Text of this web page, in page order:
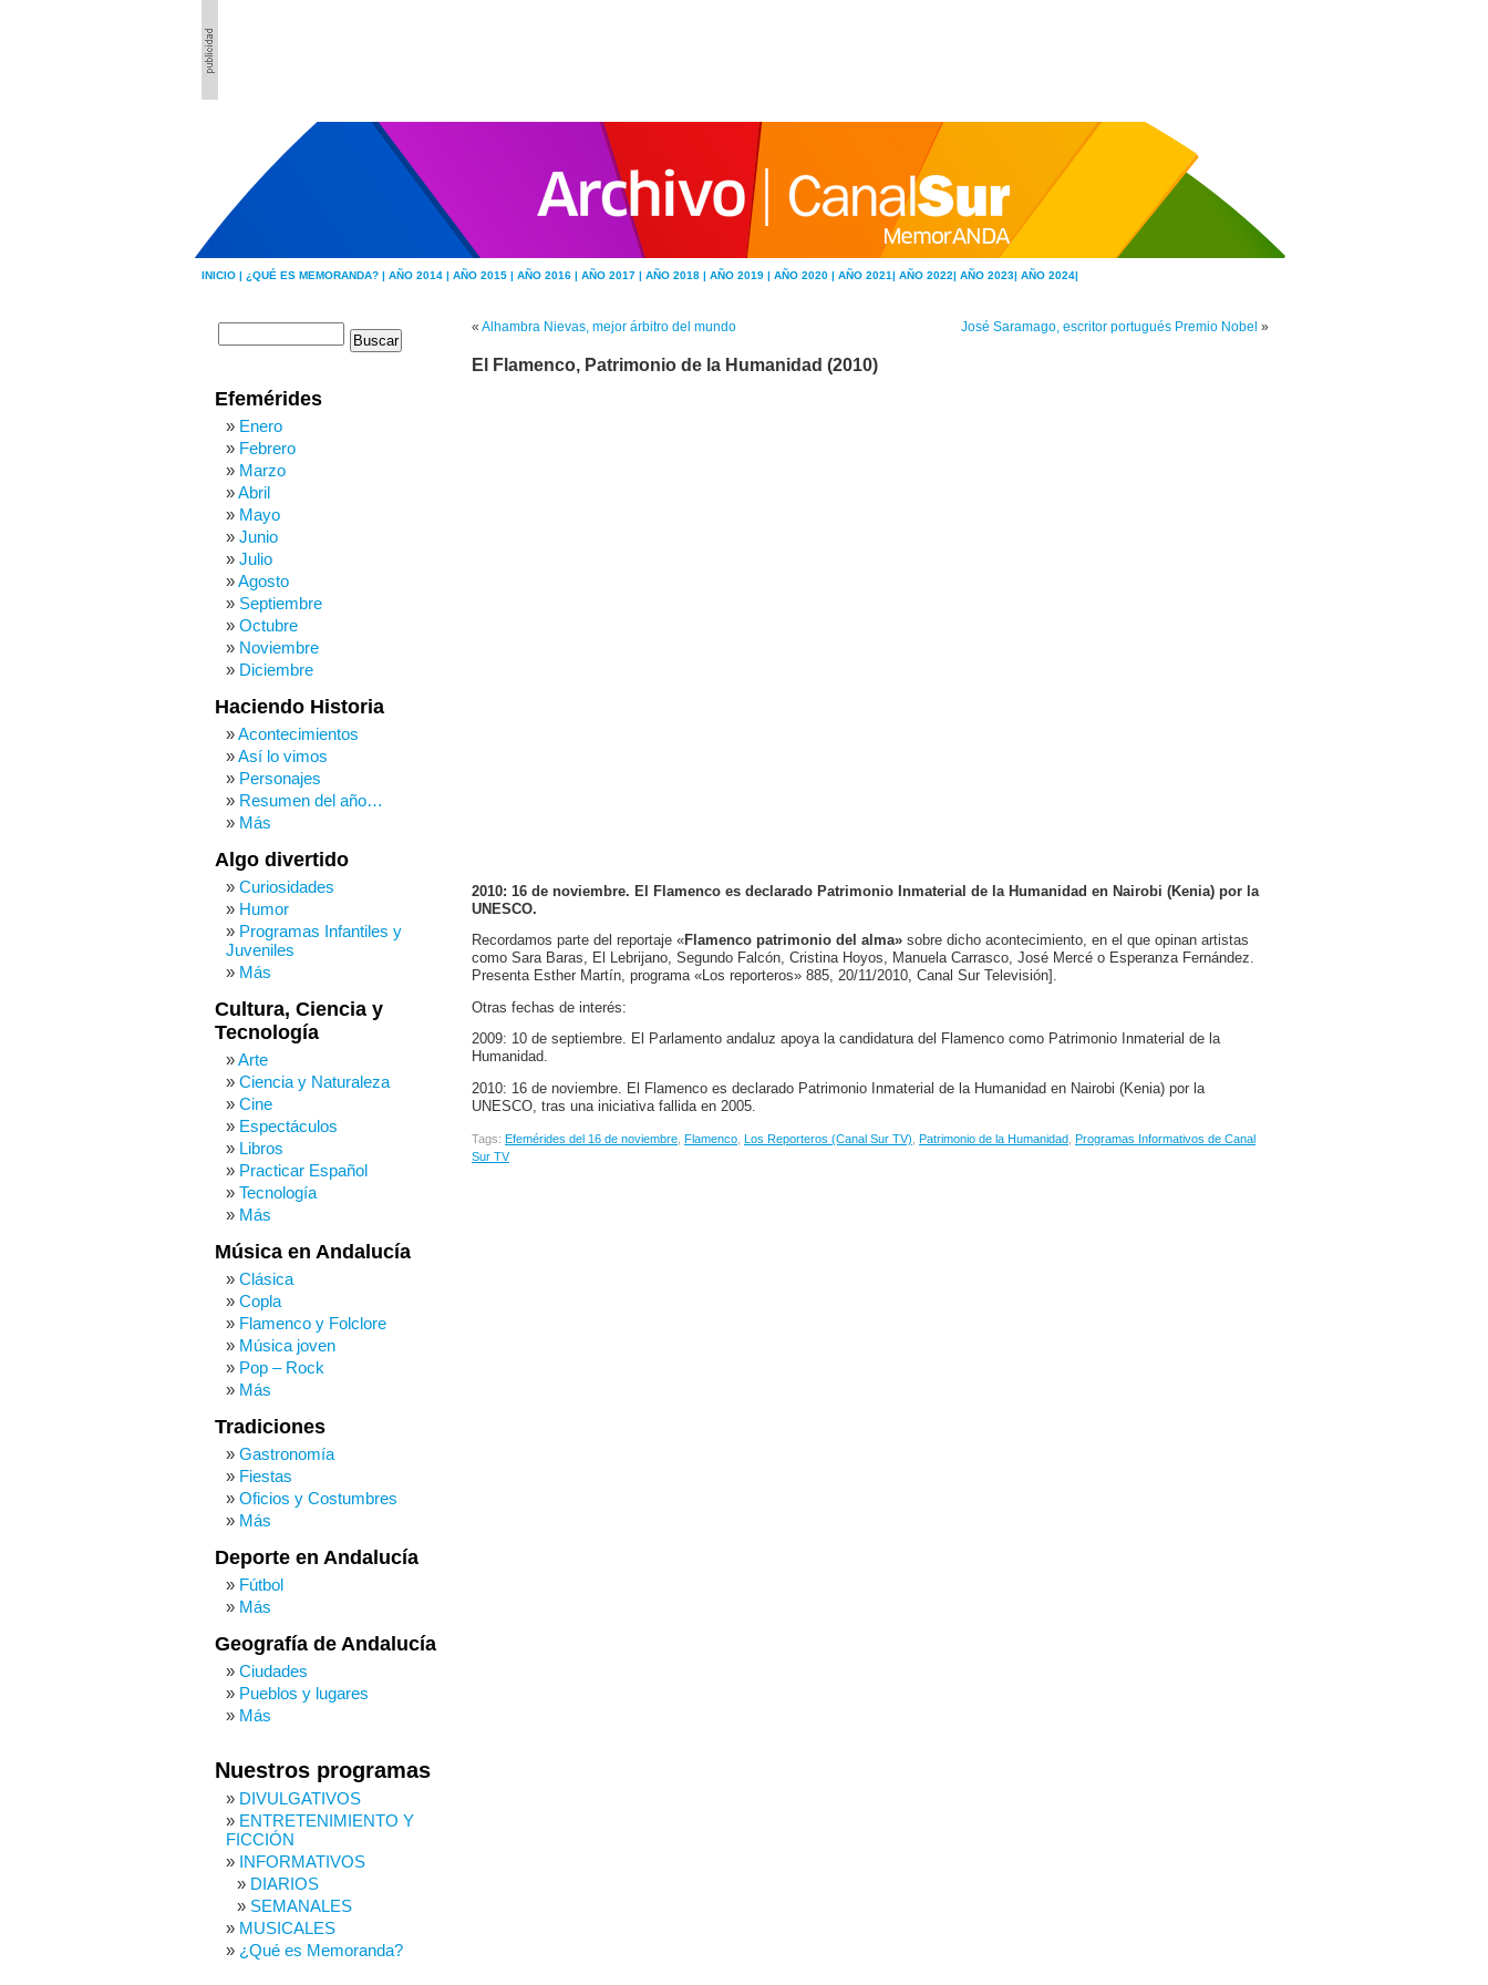
INICIO | ¿QUÉ ES MEMORANDA? | AÑO 2014 | AÑO 2015 | AÑO 2016 | AÑO 2017 | AÑO 2018 | AÑO 2019 | AÑO 2020 | AÑO 2021| AÑO 2022| AÑO 2023| AÑO 2024|
« Alhambra Nievas, mejor árbitro del mundo José Saramago, escritor portugués Premio Nobel »
El Flamenco, Patrimonio de la Humanidad (2010)
2010: 16 de noviembre. El Flamenco es declarado Patrimonio Inmaterial de la Humanidad en Nairobi (Kenia) por la
UNESCO.
Recordamos parte del reportaje «Flamenco patrimonio del alma» sobre dicho acontecimiento, en el que opinan artistas
como Sara Baras, El Lebrijano, Segundo Falcón, Cristina Hoyos, Manuela Carrasco, José Mercé o Esperanza Fernández.
Presenta Esther Martín, programa «Los reporteros» 885, 20/11/2010, Canal Sur Televisión].
Otras fechas de interés:
2009: 10 de septiembre. El Parlamento andaluz apoya la candidatura del Flamenco como Patrimonio Inmaterial de la
Humanidad.
2010: 16 de noviembre. El Flamenco es declarado Patrimonio Inmaterial de la Humanidad en Nairobi (Kenia) por la
UNESCO, tras una iniciativa fallida en 2005.
Tags: Efemérides del 16 de noviembre Flamenco Los Reporteros (Canal Sur TV) Patrimonio de la Humanidad Programas Informativos de Canal
Sur TV
Efemérides
Enero
Febrero
Marzo
Abril
Mayo
Junio
Julio
Agosto
Septiembre
Octubre
Noviembre
Diciembre
Haciendo Historia
Acontecimientos
Así lo vimos
Personajes
Resumen del año…
Más
Algo divertido
Curiosidades
Humor
Programas Infantiles y
Juveniles
Más
Cultura, Ciencia y
Tecnología
Arte
Ciencia y Naturaleza
Cine
Espectáculos
Libros
Practicar Español
Tecnología
Más
Música en Andalucía
Clásica
Copla
Flamenco y Folclore
Música joven
Pop – Rock
Más
Tradiciones
Gastronomía
Fiestas
Oficios y Costumbres
Más
Deporte en Andalucía
Fútbol
Más
Geografía de Andalucía
Ciudades
Pueblos y lugares
Más
Nuestros programas
DIVULGATIVOS
ENTRETENIMIENTO Y
FICCIÓN
INFORMATIVOS
DIARIOS
SEMANALES
MUSICALES
¿Qué es Memoranda?